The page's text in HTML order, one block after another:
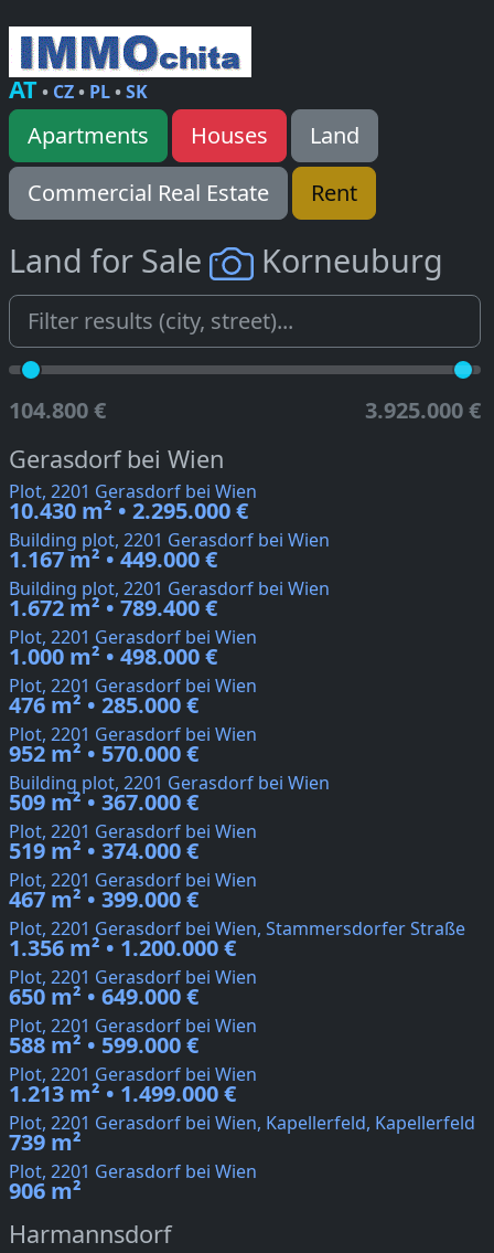
AT• CZ• PL•SK
Apartments Houses
Land
Commercial Real Estate
Rent
Land for Sale Korneuburg
104.800 € 3.925.000 €
Gerasdorf bei Wien
Plot, 2201 Gerasdorf bei Wien
10.430 m² • 2.295.000 €
Building plot, 2201 Gerasdorf bei Wien
1.167 m² • 449.000 €
Building plot, 2201 Gerasdorf bei Wien
1.672 m² • 789.400 €
Plot, 2201 Gerasdorf bei Wien
1.000 m² • 498.000 €
Plot, 2201 Gerasdorf bei Wien
476 m² • 285.000 €
Plot, 2201 Gerasdorf bei Wien
952 m² • 570.000 €
Building plot, 2201 Gerasdorf bei Wien
509 m² • 367.000 €
Plot, 2201 Gerasdorf bei Wien
519 m² • 374.000 €
Plot, 2201 Gerasdorf bei Wien
467 m² • 399.000 €
Plot, 2201 Gerasdorf bei Wien, Stammersdorfer Straße
1.356 m² • 1.200.000 €
Plot, 2201 Gerasdorf bei Wien
650 m² • 649.000 €
Plot, 2201 Gerasdorf bei Wien
588 m² • 599.000 €
Plot, 2201 Gerasdorf bei Wien
1.213 m² • 1.499.000 €
Plot, 2201 Gerasdorf bei Wien, Kapellerfeld, Kapellerfeld
739 m²
Plot, 2201 Gerasdorf bei Wien
906 m²
Harmannsdorf